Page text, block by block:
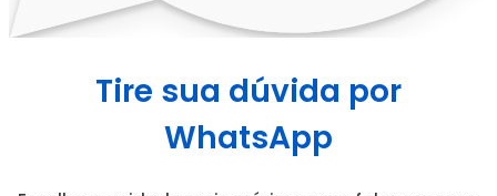
Tire sua dúvida por
WhatsApp